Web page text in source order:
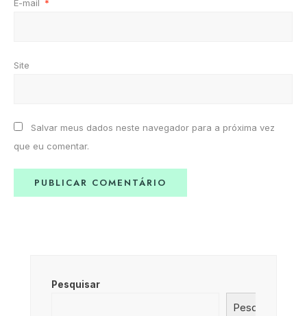
E-mail *
Site
Salvar meus dados neste navegador para a próxima vez
que eu comentar.
Pesquisar
Pesquisar